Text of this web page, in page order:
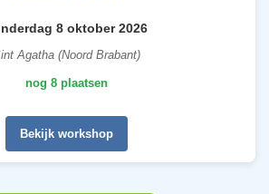
8 oktober 2026
Agatha (Noord Brabant)
nog 8 plaatsen
Bekijk workshop